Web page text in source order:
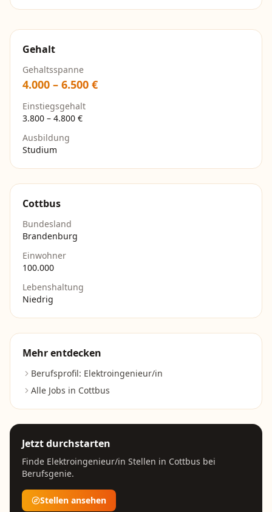
Gehalt
Gehaltsspanne
4.000 – 6.500 €
Einstiegsgehalt
3.800 – 4.800 €
Ausbildung
Studium
Cottbus
Bundesland
Brandenburg
Einwohner
100.000
Lebenshaltung
Niedrig
Mehr entdecken
Berufsprofil: Elektroingenieur/in
Alle Jobs in Cottbus
Jetzt durchstarten
Finde Elektroingenieur/in Stellen in Cottbus bei
Berufsgenie.
Stellen ansehen